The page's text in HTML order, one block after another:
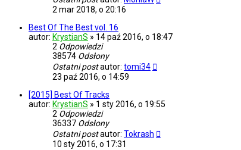
2 mar 2018, o 20:16
Best Of The Best vol. 16
autor: KrystianS » 14 paź 2016, o 18:47
2 Odpowiedzi
38574 Odsłony
Ostatni postautor: tomi34
23 paź 2016, o 14:59
[2015] Best Of Tracks
autor: KrystianS » 1 sty 2016, o 19:55
2 Odpowiedzi
36337 Odsłony
Ostatni postautor: Tokrash
10 sty 2016, o 17:31